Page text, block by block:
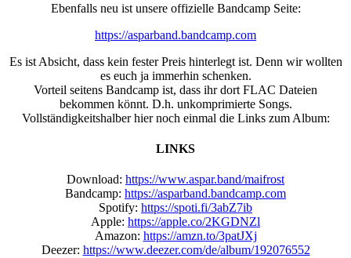
Ebenfalls neu ist unsere offizielle Bandcamp Seite:
https://asparband.bandcamp.com
Es ist Absicht, dass kein fester Preis hinterlegt ist. Denn wir wollten
es euch ja immerhin schenken.
Vorteil seitens Bandcamp ist, dass ihr dort FLAC Dateien
bekommen könnt. D.h. unkomprimierte Songs.
Vollständigkeitshalber hier noch einmal die Links zum Album:
LINKS
Download: https://www.aspar.band/maifrost
Bandcamp: https://asparband.bandcamp.com
Spotify: https://spoti.fi/3abZ7ib
Apple: https://apple.co/2KGDNZl
Amazon: https://amzn.to/3patJXj
Deezer: https://www.deezer.com/de/album/192076552